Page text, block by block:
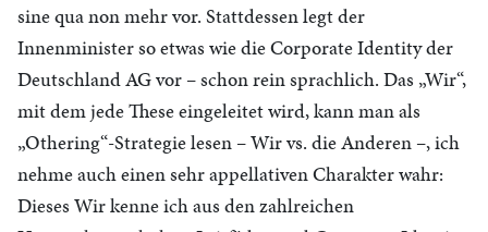
sine qua non mehr vor. Stattdessen legt der
Innenminister so etwas wie die Corporate Identity der
Deutschland AG vor – schon rein sprachlich. Das „Wir“,
mit dem jede These eingeleitet wird, kann man als
„Othering“-Strategie lesen – Wir vs. die Anderen –, ich
nehme auch einen sehr appellativen Charakter wahr:
Dieses Wir kenne ich aus den zahlreichen